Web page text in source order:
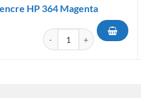
HP 364 Magenta
quantité de Cartouche